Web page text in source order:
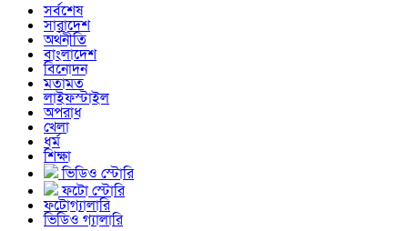
সর্বশেষ
সারাদেশ
অর্থনীতি
বাংলাদেশ
বিনোদন
মতামত
লাইফস্টাইল
অপরাধ
খেলা
ধর্ম
শিক্ষা
ভিডিও স্টোরি
ফটো স্টোরি
ফটোগ্যালারি
ভিডিও গ্যালারি